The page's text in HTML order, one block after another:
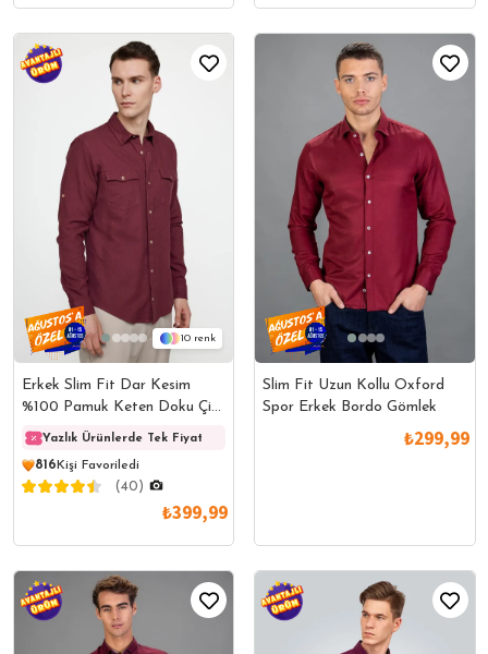
10
Erkek Slim Fit Dar Kesim
%100 Pamuk Keten Doku Çift
Cep Spor Yaka Bordo Gömlek
Yazlık Ürünlerde Tek Fiyat Yazlık Ürünlerde Tek Fiyat
816 Kişi Favoriledi
(40)
₺399,99
Slim Fit Uzun Kollu Oxford
Spor Erkek Bordo Gömlek
₺299,99